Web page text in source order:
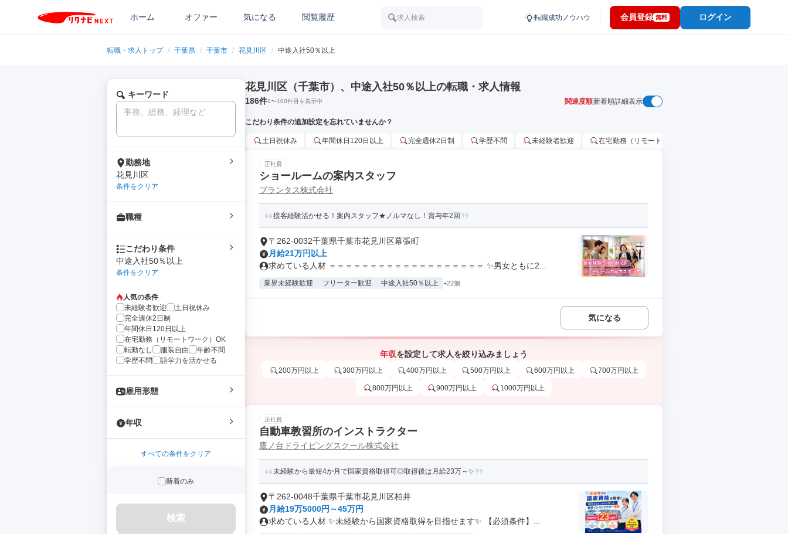
ホーム オファー 気になる 閲覧履歴 求人検索 転職成功ノウハウ 会員登録 無料 ログイン
転職・求人トップ / 千葉県 / 千葉市 / 花見川区 / 中途入社50％以上
キーワード
勤務地
花見川区
条件をクリア
職種
こだわり条件
中途入社50％以上
条件をクリア
人気の条件
未経験者歓迎
土日祝休み
完全週休2日制
年間休日120日以上
在宅勤務（リモートワーク）OK
転勤なし
服装自由
年齢不問
学歴不問
語学力を活かせる
雇用形態
年収
すべての条件をクリア
新着のみ
検索
花見川区（千葉市）、中途入社50％以上の転職・求人情報
186件1〜100件目を表示中 関連度順新着順詳細表示
こだわり条件の追加設定を忘れていませんか？
土日祝休み 年間休日120日以上 完全週休2日制 学歴不問 未経験者歓迎 在宅勤務（リモートワーク）OK
正社員
ショールームの案内スタッフ
ブランタス株式会社
接客経験活かせる！案内スタッフ★ノルマなし！賞与年2回
〒262-0032千葉県千葉市花見川区幕張町
月給21万円以上
求めている人材 ＝＝＝＝＝＝＝＝＝＝＝＝＝＝＝＝＝＝＝ ✨男女ともに2...
業界未経験歓迎 フリーター歓迎 中途入社50％以上 +22個
気になる
年収を設定して求人を絞り込みましょう
200万円以上 300万円以上 400万円以上 500万円以上 600万円以上 700万円以上
800万円以上 900万円以上 1000万円以上
正社員
自動車教習所のインストラクター
鷹ノ台ドライビングスクール株式会社
未経験から最短4か月で国家資格取得可◎取得後は月給23万～✨
〒262-0048千葉県千葉市花見川区柏井
月給19万5000円～45万円
求めている人材 ✨未経験から国家資格取得を目指せます✨ 【必須条件】...